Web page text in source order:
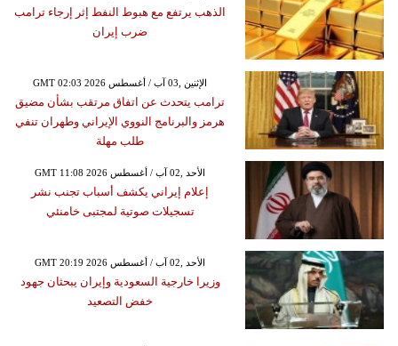
الذهب يرتفع مع هبوط النفط إثر إرجاء ترامب
ضرب إيران
GMT 02:03 2026 الإثنين ,03 آب / أغسطس
ترامب يتحدث عن اتفاق مرتقب بشأن مضيق
هرمز والبرنامج النووي الإيراني وطهران تنفي
طلب مهلة
GMT 11:08 2026 الأحد ,02 آب / أغسطس
إعلام إيراني يكشف أسباب تجنب نشر
تسجيلات صوتية لمجتبى خامنئي
GMT 20:19 2026 الأحد ,02 آب / أغسطس
وزيرا خارجية السعودية وإيران يبحثان جهود
خفض التصعيد